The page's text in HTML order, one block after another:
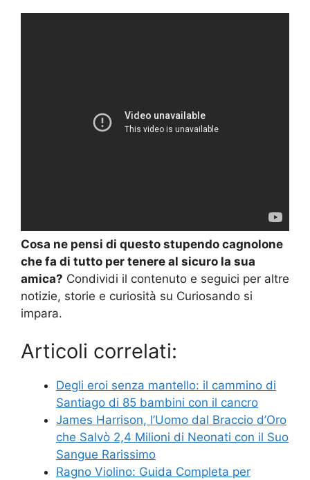
Cosa ne pensi di questo stupendo cagnolone
che fa di tutto per tenere al sicuro la sua
amica? Condividi il contenuto e seguici per altre
notizie, storie e curiosità su Curiosando si
impara.
Articoli correlati:
Degli eroi senza mantello: il cammino di
Santiago di 85 bambini con il cancro
James Harrison, l’Uomo dal Braccio d’Oro
che Salvò 2,4 Milioni di Neonati con il Suo
Sangue Rarissimo
Ragno Violino: Guida Completa per